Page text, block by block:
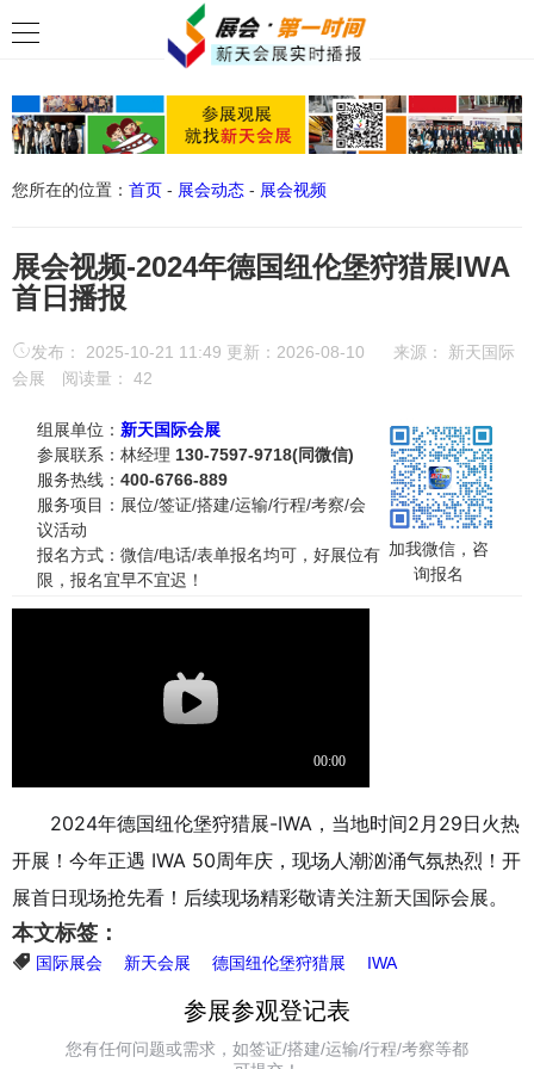
您所在的位置： 首页 - 展会动态 - 展会视频
展会视频-2024年德国纽伦堡狩猎展IWA
首日播报
发布： 2025-10-21 11:49 更新：2026-08-10 来源： 新天国际
会展
阅读量： 42
组展单位： 新天国际会展
参展联系：林经理 130-7597-9718(同微信)
服务热线：400-6766-889
服务项目：展位/签证/搭建/运输/行程/考察/会
议活动
报名方式：微信/电话/表单报名均可，好展位有
限，报名宜早不宜迟！
加我微信，咨
询报名
2024年德国纽伦堡狩猎展-IWA，当地时间2月29日火热
开展！今年正遇 IWA 50周年庆，现场人潮汹涌气氛热烈！开
展首日现场抢先看！后续现场精彩敬请关注新天国际会展。
本文标签：
国际展会 新天会展 德国纽伦堡狩猎展 IWA